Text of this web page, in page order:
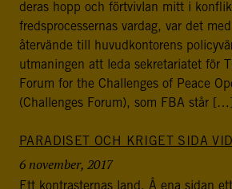
deras hopp och förtvivlan mitt i
fredsprocessernas vardag, var det
återvände till huvudkontorens
utmaningen att leda sekretariatet för
Forum for the Challenges of Peace
(Challenges Forum), som FBA står […]
PARADISET OCH KRIGET SIDA
6 november, 2017